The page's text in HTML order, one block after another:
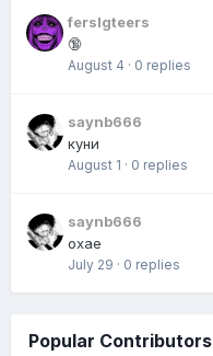
ferslgteers
🔞
August 4 · 0 replies
saynb666
куни
August 1 · 0 replies
saynb666
охае
July 29 · 0 replies
Popular Contributors